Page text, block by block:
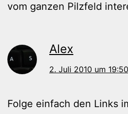
vom ganzen Pilzfeld
Alex
2. Juli 2010 um
Folge einfach den Links